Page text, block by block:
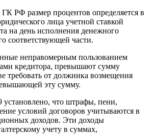
ГК РФ размер процентов определяется в
лица учетной ставкой
на день исполнения денежного
соответствующей части.
неправомерным пользованием
кредитора, превышают сумму
требовать от должника возмещения
эту сумму.
что штрафы, пени,
условий договоров учитываются в
доходов. Эти доходы
учету в суммах,